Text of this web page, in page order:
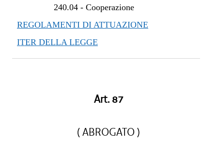
240.04- Cooperazione
REGOLAMENTI DI ATTUAZIONE
ITER DELLA LEGGE
Art. 87
( ABROGATO )